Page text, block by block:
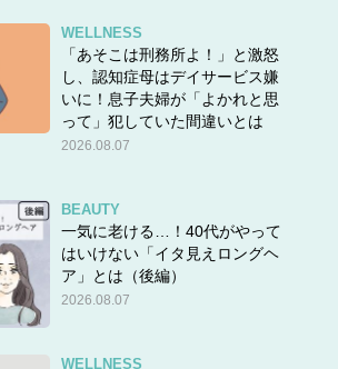
WELLNESS
「あそこは刑務所よ！」と激怒
し、認知症母はデイサービス嫌
いに！息子夫婦が「よかれと思
って」犯していた間違いとは
2026.08.07
BEAUTY
一気に老ける…！40代がやって
はいけない「イタ見えロングヘ
ア」とは（後編）
2026.08.07
WELLNESS